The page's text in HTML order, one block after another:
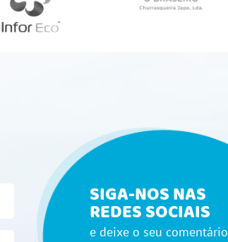
SIGA-NOS NAS
REDES SOCIAIS
e deixe o seu comentário